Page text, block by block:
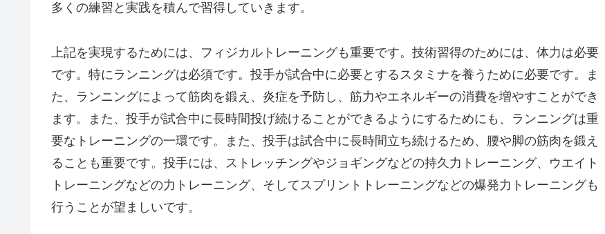
多くの練習と実践を積んで習得していきます。
上記を実現するためには、フィジカルトレーニングも重要です。技術習得のためには、体力は必要
です。特にランニングは必須です。投手が試合中に必要とするスタミナを養うために必要です。ま
た、ランニングによって筋肉を鍛え、炎症を予防し、筋力やエネルギーの消費を増やすことができ
ます。また、投手が試合中に長時間投げ続けることができるようにするためにも、ランニングは重
要なトレーニングの一環です。また、投手は試合中に長時間立ち続けるため、腰や脚の筋肉を鍛え
ることも重要です。投手には、ストレッチングやジョギングなどの持久力トレーニング、ウエイト
トレーニングなどの力トレーニング、そしてスプリントトレーニングなどの爆発力トレーニングも
行うことが望ましいです。